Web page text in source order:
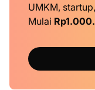
UMKM,
Mulai